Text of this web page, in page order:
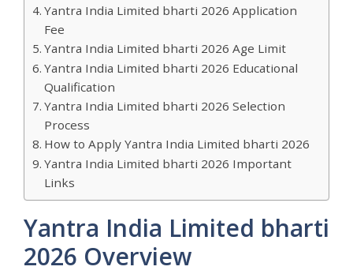
Yantra India Limited bharti 2026 Application
Fee
Yantra India Limited bharti 2026 Age Limit
Yantra India Limited bharti 2026 Educational
Qualification
Yantra India Limited bharti 2026 Selection
Process
How to Apply Yantra India Limited bharti 2026
Yantra India Limited bharti 2026 Important
Links
Yantra India Limited bharti
2026 Overview